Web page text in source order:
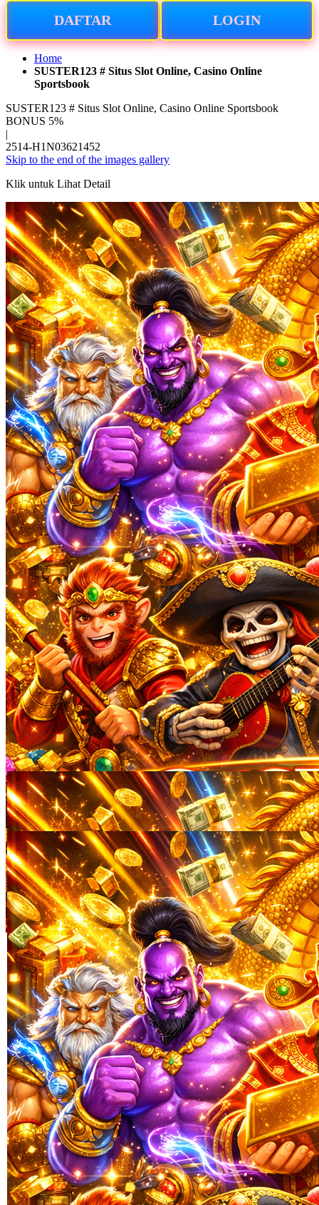
DAFTAR LOGIN
Home
SUSTER123 # Situs Slot Online, Casino Online
Sportsbook
SUSTER123 # Situs Slot Online, Casino Online Sportsbook
BONUS 5%
|
2514-H1N03621452
Skip to the end of the images gallery
Klik untuk Lihat Detail